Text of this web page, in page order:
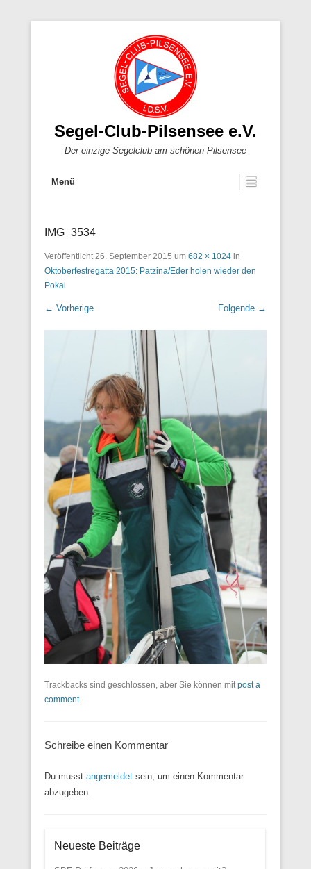
Segel-Club-Pilsensee e.V.
Der einzige Segelclub am schönen Pilsensee
Menü
IMG_3534
Veröffentlicht26. September 2015 um 682 × 1024 in
Oktoberfestregatta 2015: Patzina/Eder holen wieder den
Pokal
← Vorherige Folgende →
Trackbacks sind geschlossen, aber Sie können mit post a
comment.
Schreibe einen Kommentar
Du musst angemeldet sein, um einen Kommentar
abzugeben.
Neueste Beiträge